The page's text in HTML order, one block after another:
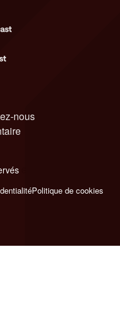
nous
Politique de cookies